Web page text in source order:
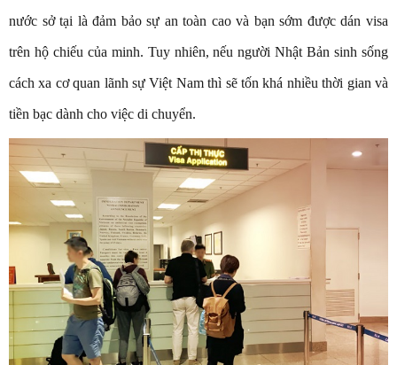
nước sở tại là đảm bảo sự an toàn cao và bạn sớm được dán visa
trên hộ chiếu của minh. Tuy nhiên, nếu người Nhật Bản sinh sống
cách xa cơ quan lãnh sự Việt Nam thì sẽ tốn khá nhiều thời gian và
tiền bạc dành cho việc di chuyển.